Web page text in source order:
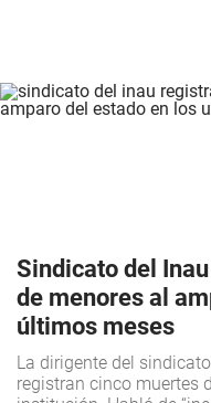
Sindicato del
de menores al
últimos meses
La dirigente del
registran cinco muertes